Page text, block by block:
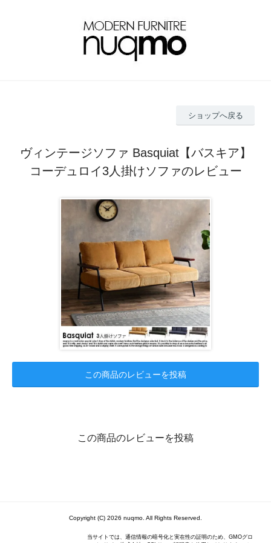
ショップへ戻る
ヴィンテージソファ Basquiat【バスキア】
コーデュロイ3人掛けソファのレビュー
この商品のレビューを投稿
この商品のレビューを投稿
Copyright (C) 2026 nuqmo. All Rights Reserved.
当サイトでは、通信情報の暗号化と実在性の証明のため、GMOグロ